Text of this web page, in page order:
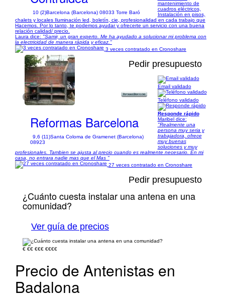
10 (2)Barcelona (Barcelona) 08033 Torre Baró
mantenimiento de
cuadros eléctricos,
Instalación en pisos,
chalets y locales Iluminación led, boletín, cie, profesionalidad en cada trabajo que
Hacemos. Por lo tanto, te podemos ayudar y ofrecerte un servicio con una buena
relación calidad/ precio.
Laura dice: "Samir, un gran experto. Me ha ayudado a solucionar mi problema con
la electricidad de manera rápida y eficaz."
3 veces contratado en Cronoshare
1/15
Pedir presupuesto
Reformas Barcelona
9,6 (11)Santa Coloma de Gramenet (Barcelona)
08923
Email validado
Teléfono validado
Responde rápido
Maribel dice:
"Realmente una
persona muy seria y
trabajadora, ofrece
muy buenas
soluciones y muy
profesionales. Tambien se ajusta al precio cuando es realmente necesario. En mi
casa, no entrara nadie mas que el Mas "
27 veces contratado en Cronoshare
Pedir presupuesto
¿Cuánto cuesta instalar una antena en una
comunidad?
Ver guía de precios
€ €€ €€€ €€€€
Precio de Antenistas en
Badalona